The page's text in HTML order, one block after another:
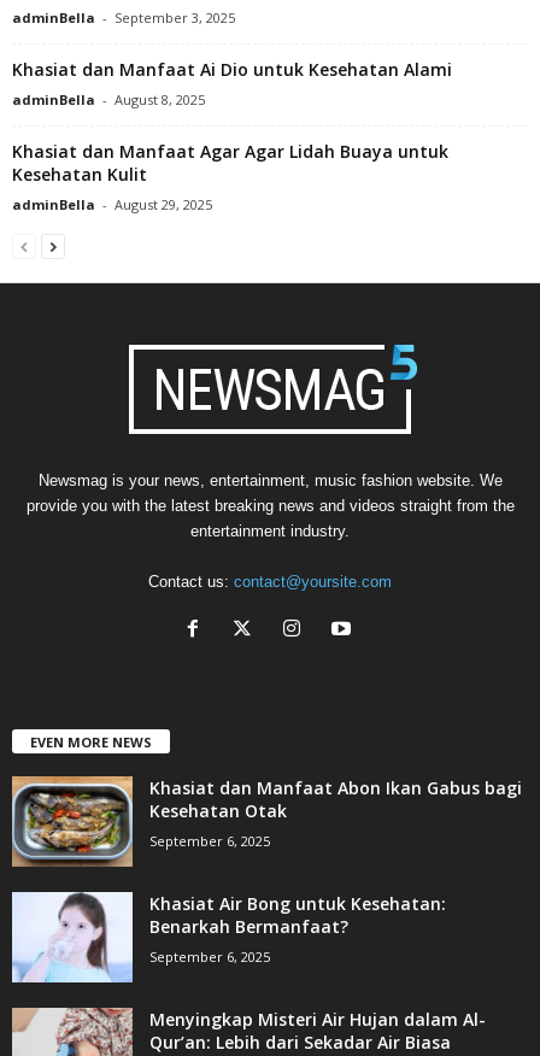
adminBella - September 3, 2025
Khasiat dan Manfaat Ai Dio untuk Kesehatan Alami
adminBella - August 8, 2025
Khasiat dan Manfaat Agar Agar Lidah Buaya untuk
Kesehatan Kulit
adminBella - August 29, 2025
Newsmag is your news, entertainment, music fashion website. We
provide you with the latest breaking news and videos straight from the
entertainment industry.
Contact us: contact@yoursite.com
EVEN MORE NEWS
Khasiat dan Manfaat Abon Ikan Gabus bagi
Kesehatan Otak
September 6, 2025
Khasiat Air Bong untuk Kesehatan:
Benarkah Bermanfaat?
September 6, 2025
Menyingkap Misteri Air Hujan dalam Al-
Qur’an: Lebih dari Sekadar Air Biasa